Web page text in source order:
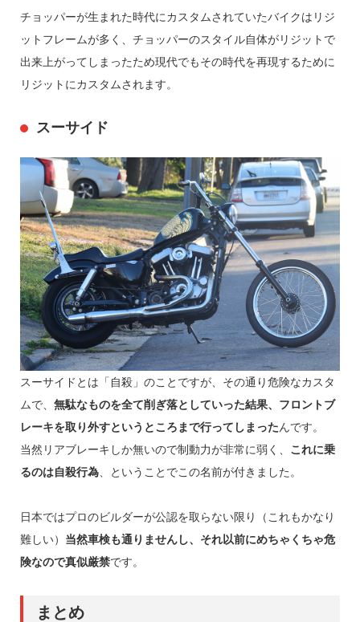
チョッパーが生まれた時代にカスタムされていたバイクはリジ
ットフレームが多く、チョッパーのスタイル自体がリジットで
出来上がってしまったため現代でもその時代を再現するために
リジットにカスタムされます。
スーサイド
スーサイドとは「自殺」のことですが、その通り危険なカスタ
ムで、 無駄なものを全て削ぎ落としていった結果、フロントブ
レーキを取り外すというところまで行ってしまったんです。
当然リアブレーキしか無いので制動力が非常に弱く、 これに乗
るのは自殺行為、ということでこの名前が付きました。
日本ではプロのビルダーが公認を取らない限り（これもかなり
難しい） 当然車検も通りませんし、それ以前にめちゃくちゃ危
険なので真似厳禁です。
まとめ